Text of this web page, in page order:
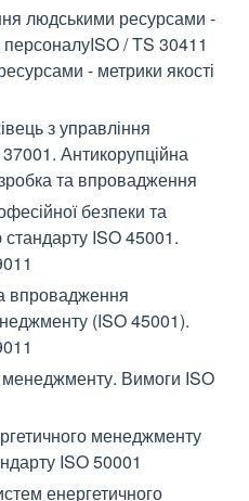
людськими ресурсами -
/ TS 30411
- метрики якості
з управління
Антикорупційна
та впровадження
безпеки та
ISO 45001.
впровадження
(ISO 45001).
Вимоги ISO
менеджменту
ISO 50001
енергетичного